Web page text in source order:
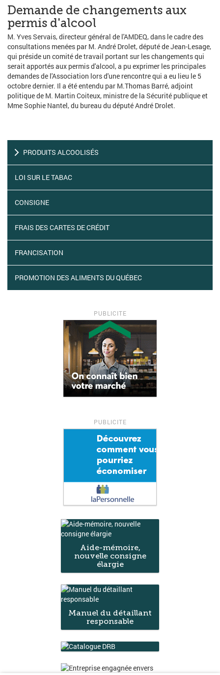
Demande de changements aux
permis d'alcool
M. Yves Servais, directeur général de l'AMDEQ, dans le cadre des
consultations menées par M. André Drolet, député de Jean-Lesage,
qui préside un comité de travail portant sur les changements qui
serait apportés aux permis d'alcool, a pu exprimer les principales
demandes de l'Association lors d'une rencontre qui a eu lieu le 5
octobre dernier. Il a été entendu par M.Thomas Barré, adjoint
politique de M. Martin Coiteux, ministre de la Sécurité publique et
Mme Sophie Nantel, du bureau du député André Drolet.
PRODUITS ALCOOLISÉS
LOI SUR LE TABAC
CONSIGNE
FRAIS DES CARTES DE CRÉDIT
FRANCISATION
PROMOTION DES ALIMENTS DU QUÉBEC
Aide-mémoire,
nouvelle consigne
élargie
Manuel du détaillant
responsable